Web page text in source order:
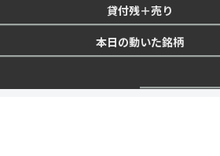
貸付残＋売り
本日の動いた銘柄